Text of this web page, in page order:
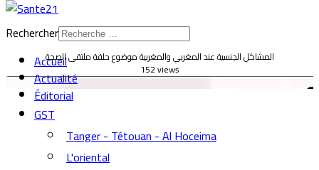
المشاكل الجنسية عند المغربي والمغربية موضوع حلقة ملتقى الصحة
152 views
Rechercher
Accueil
Actualité
Éditorial
GST
Tanger - Tétouan - Al Hoceima
L'oriental